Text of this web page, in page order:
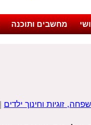
מחשבים ותוכנה
זוגיות וחינוך ילדים |